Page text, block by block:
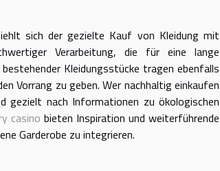
sich der gezielte Kauf von Kleidung mit
Verarbeitung, die für eine lange
Kleidungsstücke tragen ebenfalls
Vorrang zu geben. Wer nachhaltig einkaufen
gezielt nach Informationen zu ökologischen
casino bieten Inspiration und weiterführende
Garderobe zu integrieren.